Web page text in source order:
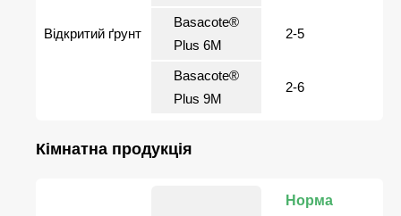
Відкритий ґрунт
Basacote®
Plus 6M
2-5
Basacote®
Plus 9M
2-6
Кімнатна продукція
Норма